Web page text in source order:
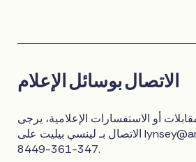
الاتصال بوسائل الإعلام
أو الاستفسارات الإعلامية، يرجى
الاتصال بـ لينسي بيليت على
347-361-8449.